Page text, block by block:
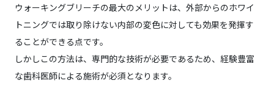
ウォーキングブリーチの最大のメリットは、外部からのホワイ
トニングでは取り除けない内部の変色に対しても効果を発揮す
ることができる点です。
しかしこの方法は、専門的な技術が必要であるため、経験豊富
な歯科医師による施術が必須となります。